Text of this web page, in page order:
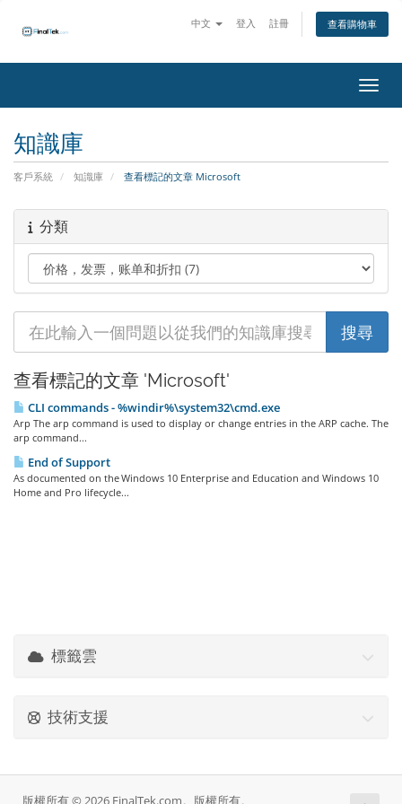
中文 登入 註冊 查看購物車
切換
知識庫
客戶系統 知識庫 查看標記的文章 Microsoft
分類
查看標記的文章 'Microsoft'
CLI commands - %windir%\system32\cmd.exe
Arp The arp command is used to display or change entries in the ARP cache. The
arp command...
End of Support
As documented on the Windows 10 Enterprise and Education and Windows 10
Home and Pro lifecycle...
標籤雲
技術支援
版權所有 © 2026 FinalTek.com。版權所有。